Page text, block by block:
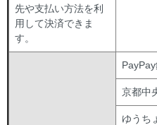
先や支払い方法を利
用して決済できま
す。
京都中
ゆうち